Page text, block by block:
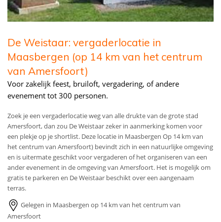
De Weistaar: vergaderlocatie in
Maasbergen (op 14 km van het centrum
van Amersfoort)
Voor zakelijk feest, bruiloft, vergadering, of andere
evenement tot 300 personen.
Zoek je een vergaderlocatie weg van alle drukte van de grote stad
Amersfoort, dan zou De Weistaar zeker in aanmerking komen voor
een plekje op je shortlist. Deze locatie in Maasbergen Op 14 km van
het centrum van Amersfoort) bevindt zich in een natuurlijke omgeving
en is uitermate geschikt voor vergaderen of het organiseren van een
ander evenement in de omgeving van Amersfoort. Het is mogelijk om
gratis te parkeren en De Weistaar beschikt over een aangenaam
terras.
Gelegen in Maasbergen op 14 km van het centrum van
Amersfoort